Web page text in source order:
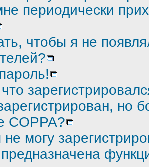
периодически
чтобы я не
но
COPPA?
могу